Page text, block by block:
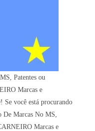
Patentes ou
Marcas e
Se você está procurando
De Marcas No MS,
Marcas e